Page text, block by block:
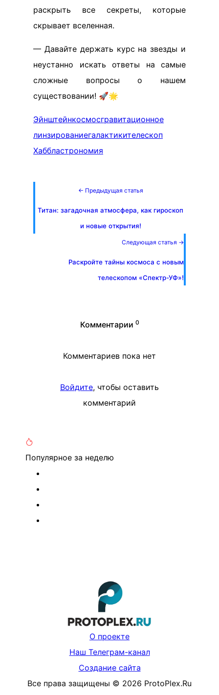
раскрыть все секреты, которые
скрывает вселенная.
— Давайте держать курс на звезды и
неустанно искать ответы на самые
сложные вопросы о нашем
существовании! 🚀🌟
Эйнштейнкосмосгравитационное
линзированиегалактикителескоп
Хаббластрономия
← Предыдущая статья
Титан: загадочная атмосфера, как гироскоп
и новые открытия!
Следующая статья →
Раскройте тайны космоса с новым
телескопом «Спектр-УФ»!
Комментарии 0
Комментариев пока нет
Войдите, чтобы оставить
комментарий
Популярное за неделю
О проекте
Наш Телеграм-канал
Создание сайта
Все права защищены © 2026 ProtoPlex.Ru